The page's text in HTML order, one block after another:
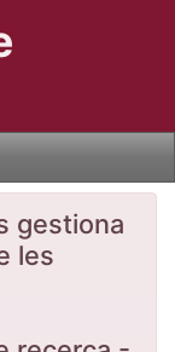
gestiona
les